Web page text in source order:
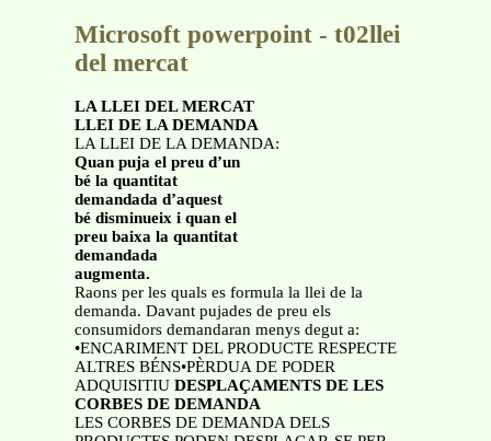
Microsoft powerpoint - t02llei
del mercat
LA LLEI DEL MERCAT
LLEI DE LA DEMANDA
LA LLEI DE LA DEMANDA:
Quan puja el preu d’un
bé la quantitat
demandada d’aquest
bé disminueix i quan el
preu baixa la quantitat
demandada
augmenta.
Raons per les quals es formula la llei de la
demanda. Davant pujades de preu els
consumidors demandaran menys degut a:
•ENCARIMENT DEL PRODUCTE RESPECTE
ALTRES BÉNS•PÈRDUA DE PODER
ADQUISITIU DESPLAÇAMENTS DE LES
CORBES DE DEMANDA
LES CORBES DE DEMANDA DELS